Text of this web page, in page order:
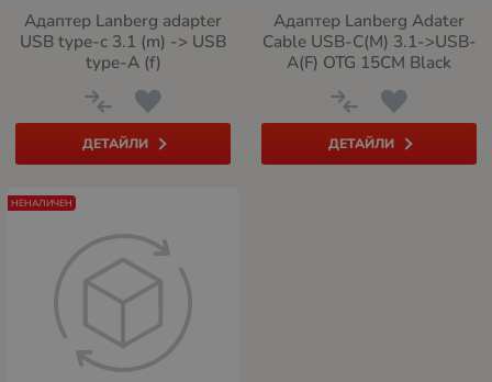
Адаптер Lanberg adapter
USB type-c 3.1 (m) -> USB
type-A (f)
ДЕТАЙЛИ
Адаптер Lanberg Adater
Cable USB-C(M) 3.1->USB-
A(F) OTG 15CM Black
ДЕТАЙЛИ
НЕНАЛИЧЕН